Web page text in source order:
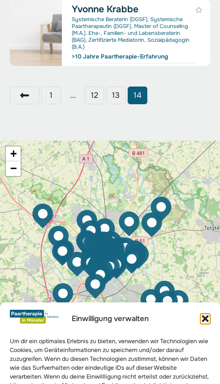
Einwilligung verwalten
Um dir ein optimales Erlebnis zu bieten, verwenden wir Technologien wie
Cookies, um Geräteinformationen zu speichern und/oder darauf
zuzugreifen. Wenn du diesen Technologien zustimmst, können wir Daten
wie das Surfverhalten oder eindeutige IDs auf dieser Website
verarbeiten. Wenn du deine Einwillligung nicht erteilst oder zurückziehst,
Yvonne Krabbe
Systemische Beraterin (DGSF), Systemische
Paartherapeutin (DGSF), Master of Counseling
(M.A.), Ehe-, Familien- und Lebensberaterin
(BAG), Zertifizierte Mediatorin, Sozialpädagogin
(B.A.)
>10 Jahre Paartherapie-Erfahrung
s
t
s
N
a
v
i
g
a
t
i
o
n
1 … 12 13 14
+
−